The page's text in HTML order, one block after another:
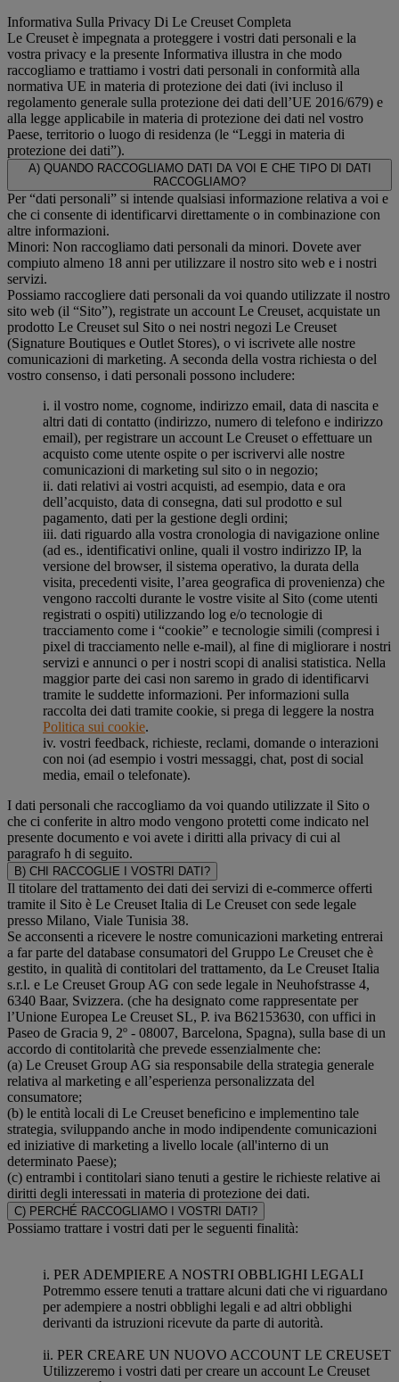
Informativa Sulla Privacy Di Le Creuset Completa
Le Creuset è impegnata a proteggere i vostri dati personali e la
vostra privacy e la presente Informativa illustra in che modo
raccogliamo e trattiamo i vostri dati personali in conformità alla
normativa UE in materia di protezione dei dati (ivi incluso il
regolamento generale sulla protezione dei dati dell’UE 2016/679) e
alla legge applicabile in materia di protezione dei dati nel vostro
Paese, territorio o luogo di residenza (le “Leggi in materia di
protezione dei dati”).
A) QUANDO RACCOGLIAMO DATI DA VOI E CHE TIPO DI DATI
RACCOGLIAMO?
Per “dati personali” si intende qualsiasi informazione relativa a voi e
che ci consente di identificarvi direttamente o in combinazione con
altre informazioni.
Minori: Non raccogliamo dati personali da minori. Dovete aver
compiuto almeno 18 anni per utilizzare il nostro sito web e i nostri
servizi.
Possiamo raccogliere dati personali da voi quando utilizzate il nostro
sito web (il “Sito”), registrate un account Le Creuset, acquistate un
prodotto Le Creuset sul Sito o nei nostri negozi Le Creuset
(Signature Boutiques e Outlet Stores), o vi iscrivete alle nostre
comunicazioni di marketing. A seconda della vostra richiesta o del
vostro consenso, i dati personali possono includere:
i. il vostro nome, cognome, indirizzo email, data di nascita e
altri dati di contatto (indirizzo, numero di telefono e indirizzo
email), per registrare un account Le Creuset o effettuare un
acquisto come utente ospite o per iscrivervi alle nostre
comunicazioni di marketing sul sito o in negozio;
ii. dati relativi ai vostri acquisti, ad esempio, data e ora
dell’acquisto, data di consegna, dati sul prodotto e sul
pagamento, dati per la gestione degli ordini;
iii. dati riguardo alla vostra cronologia di navigazione online
(ad es., identificativi online, quali il vostro indirizzo IP, la
versione del browser, il sistema operativo, la durata della
visita, precedenti visite, l’area geografica di provenienza) che
vengono raccolti durante le vostre visite al Sito (come utenti
registrati o ospiti) utilizzando log e/o tecnologie di
tracciamento come i “cookie” e tecnologie simili (compresi i
pixel di tracciamento nelle e-mail), al fine di migliorare i nostri
servizi e annunci o per i nostri scopi di analisi statistica. Nella
maggior parte dei casi non saremo in grado di identificarvi
tramite le suddette informazioni. Per informazioni sulla
raccolta dei dati tramite cookie, si prega di leggere la nostra
Politica sui cookie.
iv. vostri feedback, richieste, reclami, domande o interazioni
con noi (ad esempio i vostri messaggi, chat, post di social
media, email o telefonate).
I dati personali che raccogliamo da voi quando utilizzate il Sito o
che ci conferite in altro modo vengono protetti come indicato nel
presente documento e voi avete i diritti alla privacy di cui al
paragrafo h di seguito.
B) CHI RACCOGLIE I VOSTRI DATI?
Il titolare del trattamento dei dati dei servizi di e-commerce offerti
tramite il Sito è Le Creuset Italia di Le Creuset con sede legale
presso Milano, Viale Tunisia 38.
Se acconsenti a ricevere le nostre comunicazioni marketing entrerai
a far parte del database consumatori del Gruppo Le Creuset che è
gestito, in qualità di contitolari del trattamento, da Le Creuset Italia
s.r.l. e Le Creuset Group AG con sede legale in Neuhofstrasse 4,
6340 Baar, Svizzera. (che ha designato come rappresentate per
l’Unione Europea Le Creuset SL, P. iva B62153630, con uffici in
Paseo de Gracia 9, 2º - 08007, Barcelona, Spagna), sulla base di un
accordo di contitolarità che prevede essenzialmente che:
(a) Le Creuset Group AG sia responsabile della strategia generale
relativa al marketing e all’esperienza personalizzata del
consumatore;
(b) le entità locali di Le Creuset beneficino e implementino tale
strategia, sviluppando anche in modo indipendente comunicazioni
ed iniziative di marketing a livello locale (all'interno di un
determinato Paese);
(c) entrambi i contitolari siano tenuti a gestire le richieste relative ai
diritti degli interessati in materia di protezione dei dati.
C) PERCHÉ RACCOGLIAMO I VOSTRI DATI?
Possiamo trattare i vostri dati per le seguenti finalità:
i. PER ADEMPIERE A NOSTRI OBBLIGHI LEGALI
Potremmo essere tenuti a trattare alcuni dati che vi riguardano
per adempiere a nostri obblighi legali e ad altri obblighi
derivanti da istruzioni ricevute da parte di autorità.
ii. PER CREARE UN NUOVO ACCOUNT LE CREUSET
Utilizzeremo i vostri dati per creare un account Le Creuset